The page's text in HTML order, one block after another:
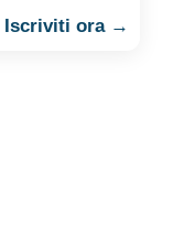
Iscriviti ora→